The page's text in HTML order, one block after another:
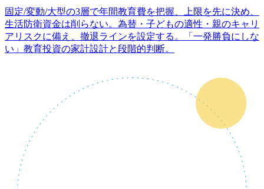
固定/変動/大型の3層で年間教育費を把握、上限を先に決め、
生活防衛資金は削らない。為替・子どもの適性・親のキャリ
アリスクに備え、撤退ラインを設定する。「一発勝負にしな
い」教育投資の家計設計と段階的判断。